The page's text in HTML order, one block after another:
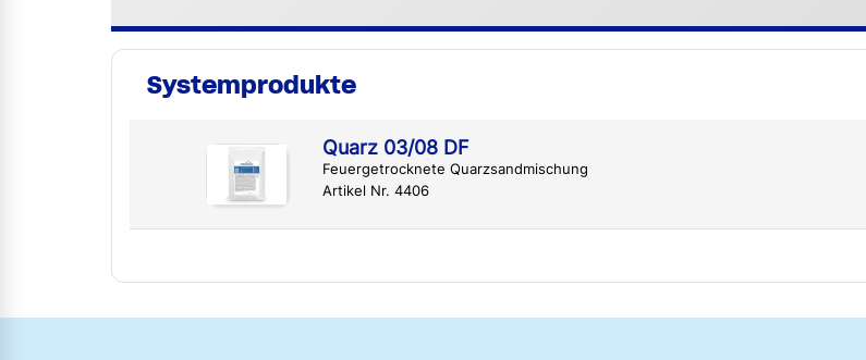
Systemprodukte
Quarz 03/08 DF
Feuergetrocknete Quarzsandmischung
Artikel Nr. 4406